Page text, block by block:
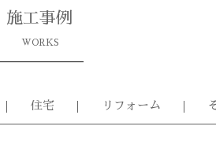
施工事例
WORKS
住宅 リフォーム